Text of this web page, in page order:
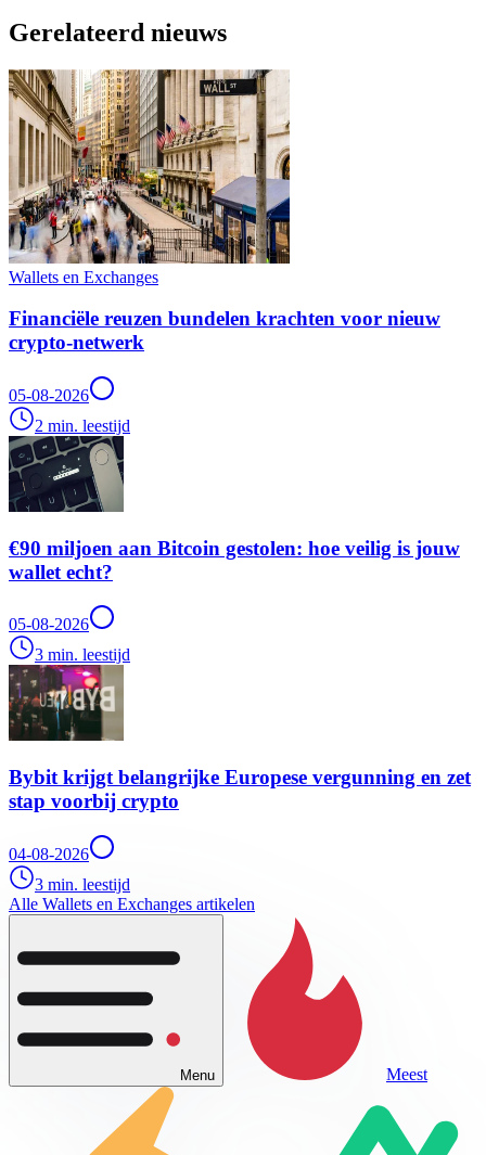
Gerelateerd nieuws
Wallets en Exchanges
Financiële reuzen bundelen krachten voor nieuw
crypto-netwerk
05-08-2026
2 min. leestijd
€90 miljoen aan Bitcoin gestolen: hoe veilig is jouw
wallet echt?
05-08-2026
3 min. leestijd
Bybit krijgt belangrijke Europese vergunning en zet
stap voorbij crypto
04-08-2026
3 min. leestijd
Alle Wallets en Exchanges artikelen
Menu Meest